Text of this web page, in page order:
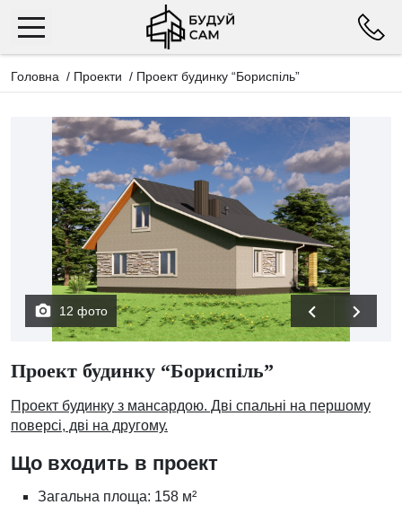
Головна / Проекти / Проект будинку “Бориспіль”
12 фото
Проект будинку “Бориспіль”
Проект будинку з мансардою. Дві спальні на першому
поверсі, дві на другому.
Що входить в проект
Загальна площа: 158 м²